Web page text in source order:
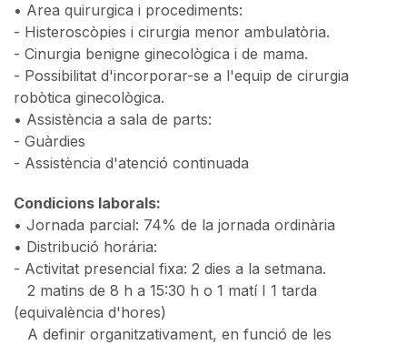
• Area quirurgica i procediments:
- Histeroscòpies i cirurgia menor ambulatòria.
- Cinurgia benigne ginecològica i de mama.
- Possibilitat d'incorporar-se a l'equip de cirurgia
robòtica ginecològicа.
• Assistència a sala de parts:
- Guàrdies
- Assistència d'atenció continuada
Condicions laborals:
• Jornada parcial: 74% de la jornada ordinària
• Distribució horária:
- Activitat presencial fixa: 2 dies a la setmana.
2 matins de 8 h a 15:30 h o 1 matí I 1 tarda
(equivalència d'hores)
A definir organitzativament, en funció de les